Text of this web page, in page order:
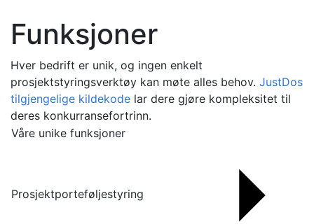
Funksjoner
Hver bedrift er unik, og ingen enkelt
prosjektstyringsverktøy kan møte alles behov. JustDos
tilgjengelige kildekode lar dere gjøre kompleksitet til
deres konkurransefortrinn.
Våre unike funksjoner
Prosjektporteføljestyring